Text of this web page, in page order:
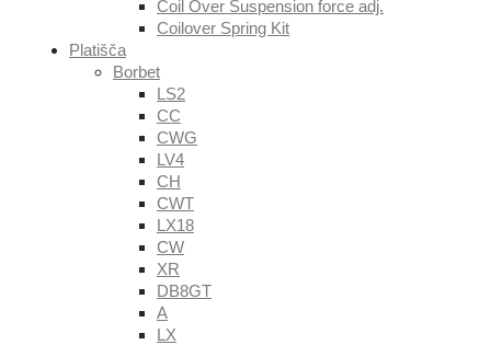
Coil Over Suspension force adj.
Coilover Spring Kit
Platišča
Borbet
LS2
CC
CWG
LV4
CH
CWT
LX18
CW
XR
DB8GT
A
LX